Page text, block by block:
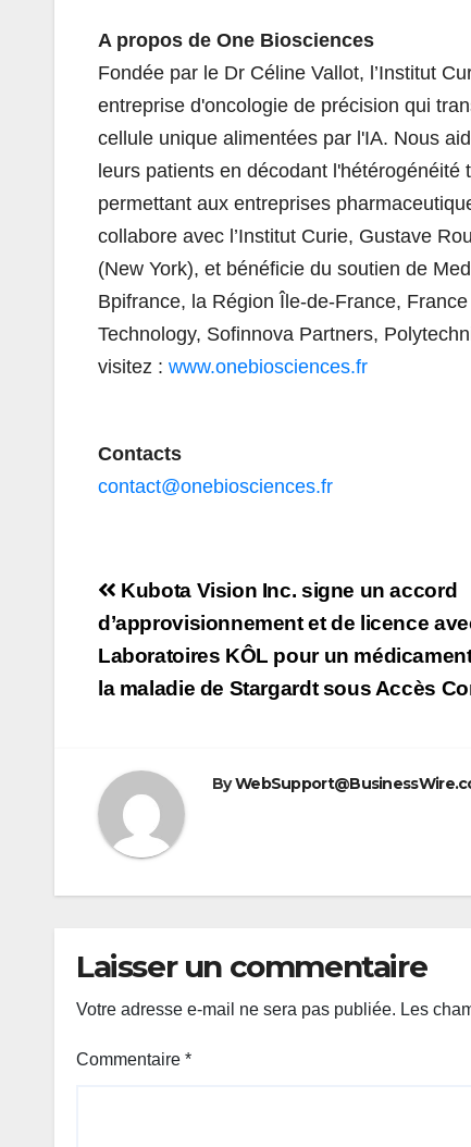
A propos de One Biosciences
Fondée par le Dr Céline Vallot, l’Institut
entreprise d'oncologie de précision qui
cellule unique alimentées par l'IA. Nous
leurs patients en décodant
permettant aux entreprises
collabore avec l’Institut Curie, Gustave
(New York), et bénéficie du soutien de
Bpifrance, la Région Île-de-France,
Technology, Sofinnova Partners,
visitez : www.onebiosciences.fr
Contacts
contact@onebiosciences.fr
Navigation
de
l’article
Kubota Vision Inc. signe un accord
d’approvisionnement et de licence
Laboratoires KÔL pour un
la maladie de Stargardt sous Accès
By
Laisser un commentaire
Votre adresse e-mail ne sera pas publiée. Les
Commentaire *